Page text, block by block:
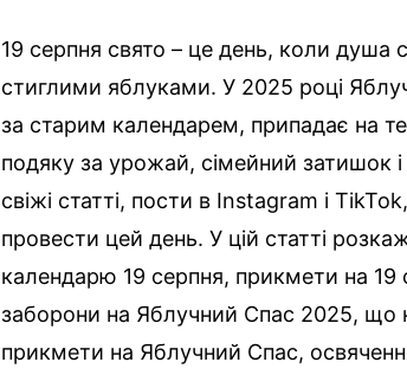
19 серпня свято – це день, коли душа
стиглими яблуками. У 2025 році
за старим календарем, припадає на
подяку за урожай, сімейний затишок
свіжі статті, пости в Instagram і
провести цей день. У цій статті
календарю 19 серпня, прикмети на
заборони на Яблучний Спас 2025, що
прикмети на Яблучний Спас,